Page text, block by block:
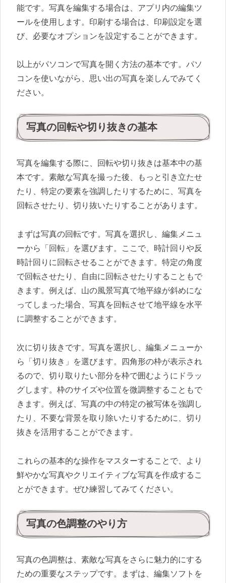
能です。写真を編集する場合は、アプリ内の編集ツ
ールを使用します。印刷する場合は、印刷設定を選
び、必要なオプションを設定することができます。
以上がパソコンで写真を開く方法の基本です。パソ
コンを使いながら、思い出の写真を楽しんでみてく
ださい。
写真の回転や切り抜きの基本
写真を編集する際に、回転や切り抜きは基本中の基
本です。素敵な写真を撮った後、もっと引き立たせ
たり、特定の要素を強調したりするために、写真を
回転させたり、切り抜いたりすることがあります。
まずは写真の回転です。写真を選択し、編集メニュ
ーから「回転」を選びます。ここで、時計回りや反
時計回りに回転させることができます。特定の角度
で回転させたり、自由に回転させたりすることもで
きます。例えば、山の風景写真で地平線が斜めにな
ってしまった場合、写真を回転させて地平線を水平
に調整することができます。
次に切り抜きです。写真を選択し、編集メニューか
ら「切り抜き」を選びます。四角形の枠が表示され
るので、切り取りたい部分を枠で囲むようにドラッ
グします。枠のサイズや位置を微調整することもで
きます。例えば、写真の中の特定の被写体を強調し
たり、不要な背景を取り除いたりするために、切り
抜きを活用することができます。
これらの基本的な操作をマスターすることで、より
鮮やかな写真やクリエイティブな写真を作成するこ
とができます。ぜひ練習してみてください。
写真の色調整のやり方
写真の色調整は、素敵な写真をさらに魅力的にする
ための重要なステップです。まずは、編集ソフトを